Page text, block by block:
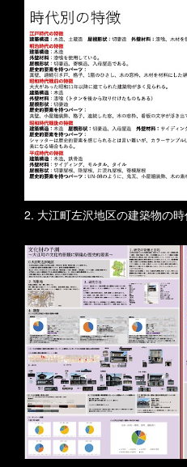
2. 大江町左沢地区の建築物の